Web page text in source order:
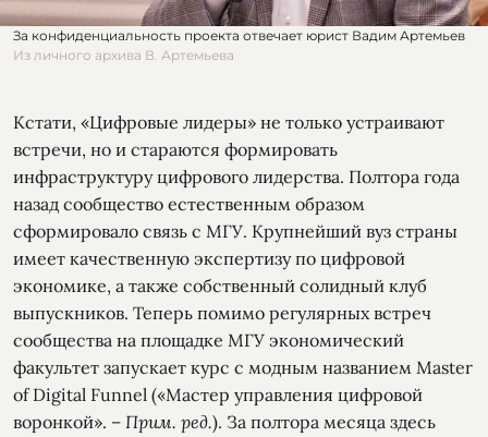
За конфиденциальность проекта отвечает юрист Вадим Артемьев
Из личного архива В. Артемьева
Кстати, «Цифровые лидеры» не только устраивают
встречи, но и стараются формировать
инфраструктуру цифрового лидерства. Полтора года
назад сообщество естественным образом
сформировало связь с МГУ. Крупнейший вуз страны
имеет качественную экспертизу по цифровой
экономике, а также собственный солидный клуб
выпускников. Теперь помимо регулярных встреч
сообщества на площадке МГУ экономический
факультет запускает курс с модным названием Master
of Digital Funnel («Мастер управления цифровой
воронкой». – Прим. ред.). За полтора месяца здесь